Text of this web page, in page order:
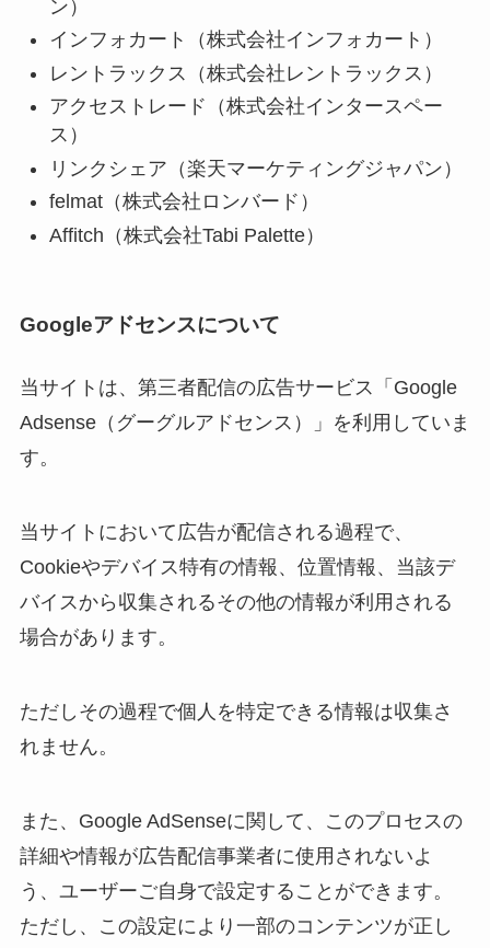
ン）
インフォカート（株式会社インフォカート）
レントラックス（株式会社レントラックス）
アクセストレード（株式会社インタースペー
ス）
リンクシェア（楽天マーケティングジャパン）
felmat（株式会社ロンバード）
Affitch（株式会社Tabi Palette）
Googleアドセンスについて
当サイトは、第三者配信の広告サービス「Google
Adsense（グーグルアドセンス）」を利用していま
す。
当サイトにおいて広告が配信される過程で、
Cookieやデバイス特有の情報、位置情報、当該デ
バイスから収集されるその他の情報が利用される
場合があります。
ただしその過程で個人を特定できる情報は収集さ
れません。
また、Google AdSenseに関して、このプロセスの
詳細や情報が広告配信事業者に使用されないよ
う、ユーザーご自身で設定することができます。
ただし、この設定により一部のコンテンツが正し